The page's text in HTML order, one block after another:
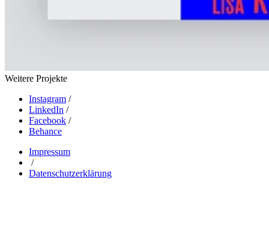
Weitere Projekte
Instagram /
LinkedIn /
Facebook /
Behance
Impressum
/
Datenschutzerklärung